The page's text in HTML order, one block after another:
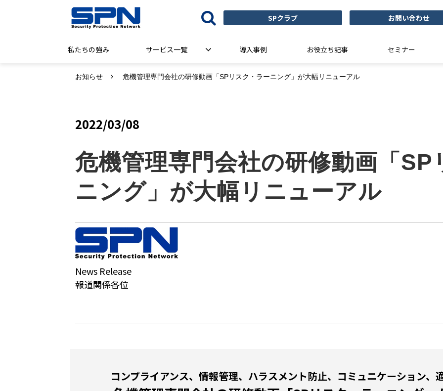
SPクラブ お問い合わせ
私たちの強み サービス一覧 導入事例 お役立ち記事 セミナー
お知らせ 危機管理専門会社の研修動画「SPリスク・ラーニング」が大幅リニューアル
2022/03/08
危機管理専門会社の研修動画「SP
ニング」が大幅リニューアル
News Release
報道関係各位
コンプライアンス、情報管理、ハラスメント防止、コミュニケーション、